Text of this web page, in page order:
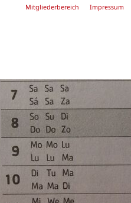
Mitgliederbereich Impressum
Veranstaltung
29.08.26
Sommerkonzert
19:00 Uhr